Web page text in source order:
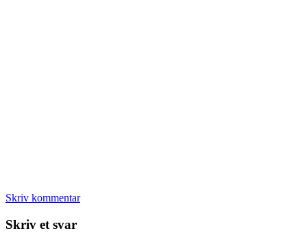
Skriv kommentar
Læserinteraktioner
Skriv et svar